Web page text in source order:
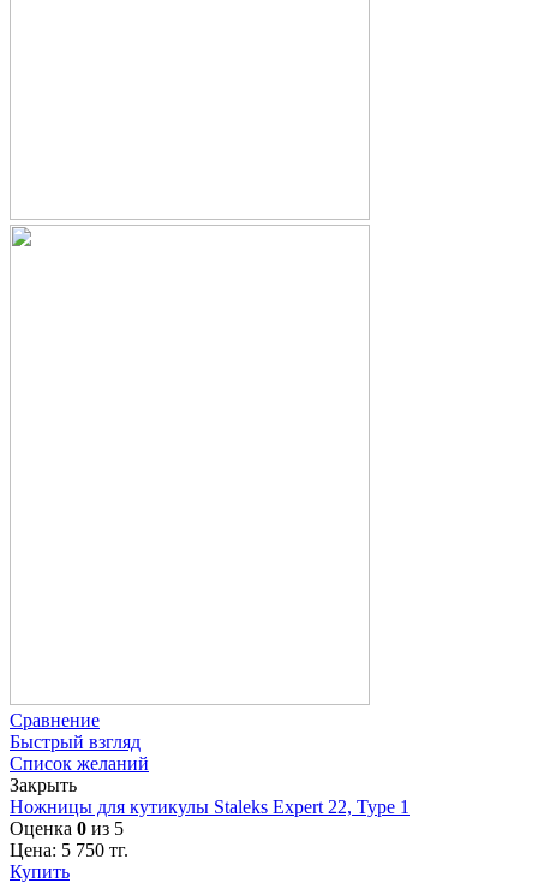
Сравнение
Быстрый взгляд
Список желаний
Закрыть
Ножницы для кутикулы Staleks Expert 22, Type 1
Оценка 0 из 5
Цена: 5 750 тг.
Купить